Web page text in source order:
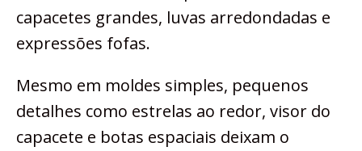
capacetes grandes, luvas arredondadas e
expressões fofas.
Mesmo em moldes simples, pequenos
detalhes como estrelas ao redor, visor do
capacete e botas espaciais deixam o